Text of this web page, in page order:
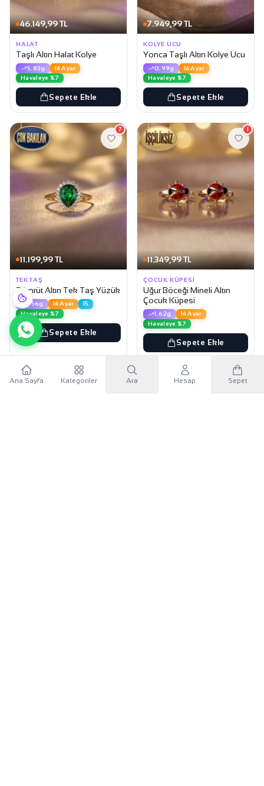
46.149,99 TL
HALAT
Taşlı Altın Halat Kolye
5.83g
14 Ayar
Havaleye %7
Sepete Ekle
7.949,99 TL
KOLYE UCU
Yonca Taşlı Altın Kolye Ucu
0.99g
14 Ayar
Havaleye %7
Sepete Ekle
11.199,99 TL
7
TEK TAŞ
Zümrüt Altın Tek Taş Yüzük
1.56g 14 Ayar
15
Havaleye %7
Sepete Ekle
11.349,99 TL
1
ÇOCUK KÜPESI
Uğur Böceği Mineli Altın
Çocuk Küpesi
1.62g
14 Ayar
Havaleye %7
Sepete Ekle
Ana Sayfa Kategoriler Ara Hesap Sepet